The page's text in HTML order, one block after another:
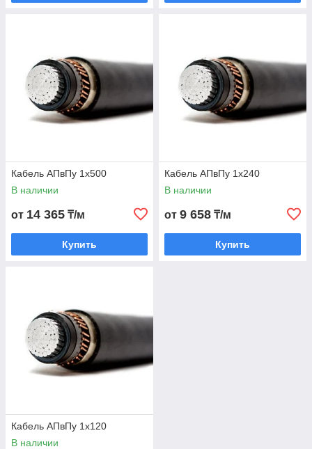
Кабель АПвПу 1х500
В наличии
от 14 365 ₸/м
Купить
Кабель АПвПу 1х240
В наличии
от 9 658 ₸/м
Купить
Кабель АПвПу 1х120
В наличии